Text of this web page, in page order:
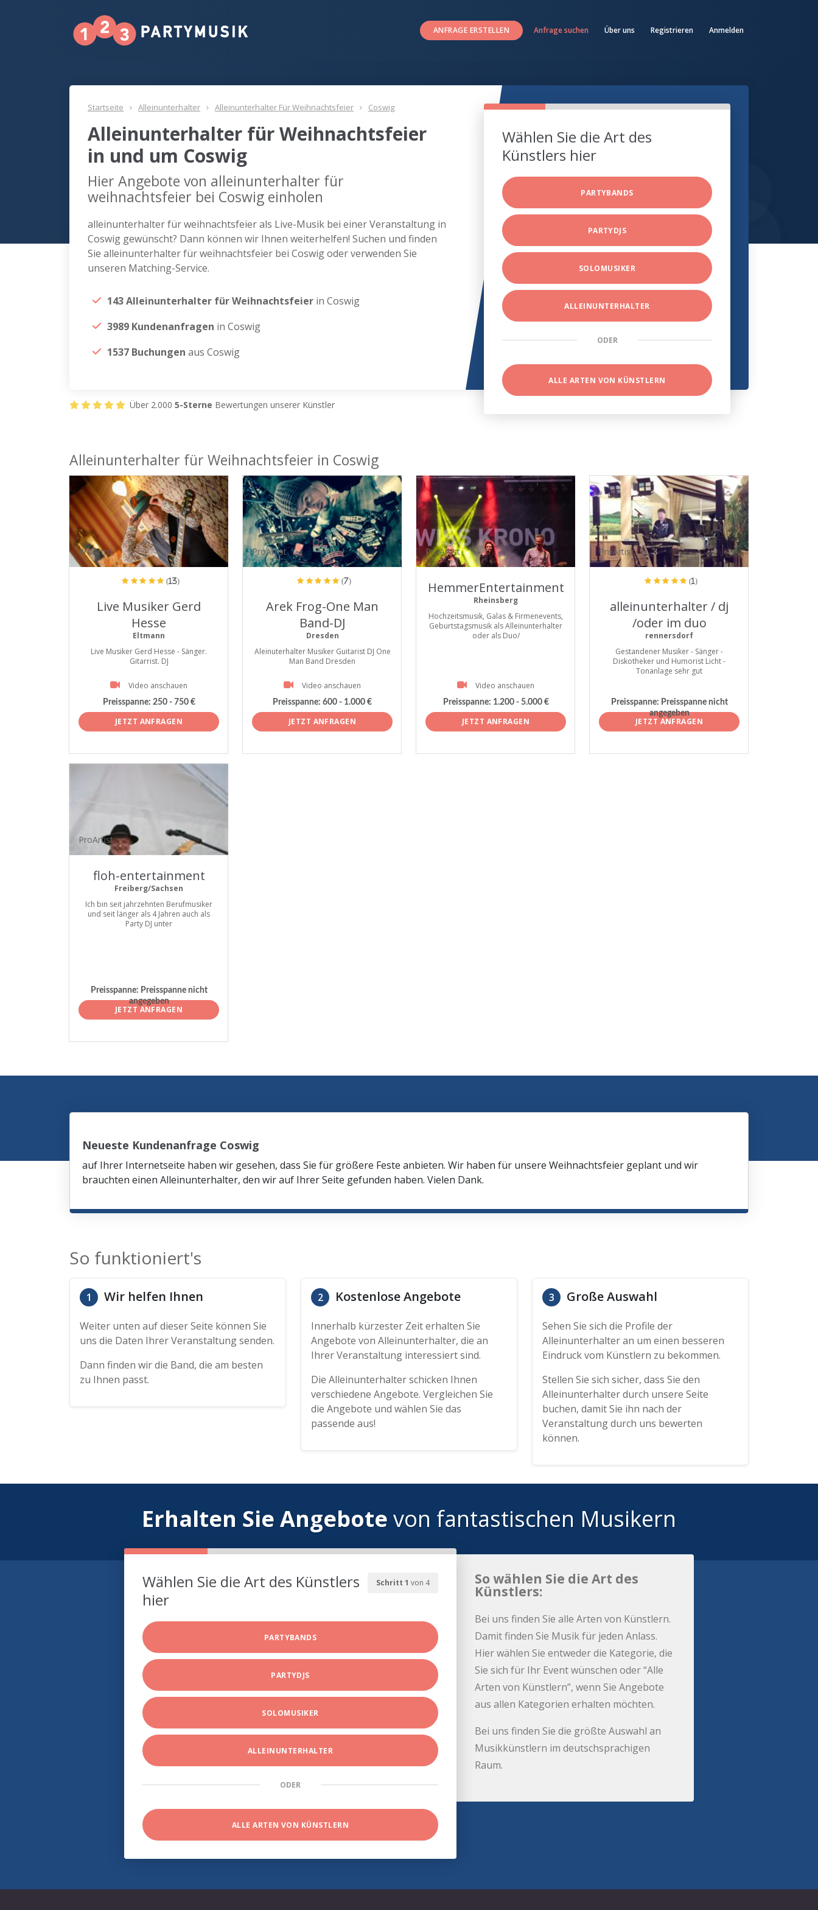
ANFRAGE ERSTELLEN Anfrage suchen Über uns Registrieren Anmelden
Startseite Alleinunterhalter Alleinunterhalter Für Weihnachtsfeier Coswig
Alleinunterhalter für Weihnachtsfeier
in und um Coswig
Hier Angebote von alleinunterhalter für
weihnachtsfeier bei Coswig einholen
alleinunterhalter für weihnachtsfeier als Live-Musik bei einer Veranstaltung in
Coswig gewünscht? Dann können wir Ihnen weiterhelfen! Suchen und finden
Sie alleinunterhalter für weihnachtsfeier bei Coswig oder verwenden Sie
unseren Matching-Service.
143 Alleinunterhalter für Weihnachtsfeier in Coswig
3989 Kundenanfragen in Coswig
1537 Buchungen aus Coswig
Wählen Sie die Art des
Künstlers hier
PARTYBANDS
PARTYDJS
SOLOMUSIKER
ALLEINUNTERHALTER
ODER
ALLE ARTEN VON KÜNSTLERN
Über 2.000 5-Sterne Bewertungen unserer Künstler
Alleinunterhalter für Weihnachtsfeier in Coswig
ProArtist
(13)
Live Musiker Gerd
Hesse
Eltmann
Live Musiker Gerd Hesse - Sänger.
Gitarrist. DJ
Video anschauen
Preisspanne: 250 - 750 €
JETZT ANFRAGEN
ProArtist
(7)
Arek Frog-One Man
Band-DJ
Dresden
Aleinuterhalter Musiker Guitarist DJ One
Man Band Dresden
Video anschauen
Preisspanne: 600 - 1.000 €
JETZT ANFRAGEN
ProArtist
HemmerEntertainment
Rheinsberg
Hochzeitsmusik, Galas & Firmenevents,
Geburtstagsmusik als Alleinunterhalter
oder als Duo/
Video anschauen
Preisspanne: 1.200 - 5.000 €
JETZT ANFRAGEN
ProArtist
(1)
alleinunterhalter / dj
/oder im duo
rennersdorf
Gestandener Musiker - Sänger -
Diskotheker und Humorist Licht -
Tonanlage sehr gut
Preisspanne: Preisspanne nicht
angegeben
JETZT ANFRAGEN
ProArtist
floh-entertainment
Freiberg/Sachsen
Ich bin seit jahrzehnten Berufmusiker
und seit länger als 4 Jahren auch als
Party DJ unter
Preisspanne: Preisspanne nicht
angegeben
JETZT ANFRAGEN
Neueste Kundenanfrage Coswig
auf Ihrer Internetseite haben wir gesehen, dass Sie für größere Feste anbieten. Wir haben für unsere Weihnachtsfeier geplant und wir
brauchten einen Alleinunterhalter, den wir auf Ihrer Seite gefunden haben. Vielen Dank.
So funktioniert's
1 Wir helfen Ihnen
Weiter unten auf dieser Seite können Sie
uns die Daten Ihrer Veranstaltung senden.
Dann finden wir die Band, die am besten
zu Ihnen passt.
2 Kostenlose Angebote
Innerhalb kürzester Zeit erhalten Sie
Angebote von Alleinunterhalter, die an
Ihrer Veranstaltung interessiert sind.
Die Alleinunterhalter schicken Ihnen
verschiedene Angebote. Vergleichen Sie
die Angebote und wählen Sie das
passende aus!
3 Große Auswahl
Sehen Sie sich die Profile der
Alleinunterhalter an um einen besseren
Eindruck vom Künstlern zu bekommen.
Stellen Sie sich sicher, dass Sie den
Alleinunterhalter durch unsere Seite
buchen, damit Sie ihn nach der
Veranstaltung durch uns bewerten
können.
Erhalten Sie Angebote von fantastischen Musikern
Schritt 1 von 4
Wählen Sie die Art des Künstlers
hier
PARTYBANDS
PARTYDJS
SOLOMUSIKER
ALLEINUNTERHALTER
ODER
ALLE ARTEN VON KÜNSTLERN
So wählen Sie die Art des
Künstlers:
Bei uns finden Sie alle Arten von Künstlern.
Damit finden Sie Musik für jeden Anlass.
Hier wählen Sie entweder die Kategorie, die
Sie sich für Ihr Event wünschen oder “Alle
Arten von Künstlern”, wenn Sie Angebote
aus allen Kategorien erhalten möchten.
Bei uns finden Sie die größte Auswahl an
Musikkünstlern im deutschsprachigen
Raum.